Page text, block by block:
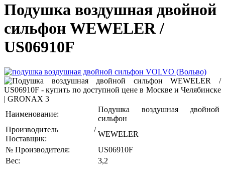
Подушка воздушная двойной
сильфон WEWELER /
US06910F
Наименование:
Подушка воздушная двойной
сильфон
Производитель /
Поставщик:
WEWELER
№ Производителя:
US06910F
Вес:
3,2